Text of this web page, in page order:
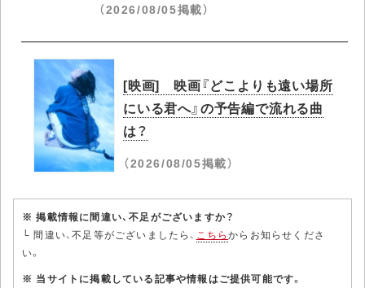
（2026/08/05掲載）
[映画] 映画『どこよりも遠い場所
にいる君へ』の予告編で流れる曲
は？
（2026/08/05掲載）
※ 掲載情報に間違い、不足がございますか？
└ 間違い、不足等がございましたら、 こちらからお知らせくださ
い。
※ 当サイトに掲載している記事や情報はご提供可能です。